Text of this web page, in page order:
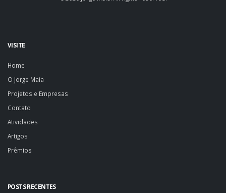
VISITE
Home
O Jorge Maia
Projetos e Empresas
Contato
Atividades
Artigos
Prêmios
POSTS RECENTES